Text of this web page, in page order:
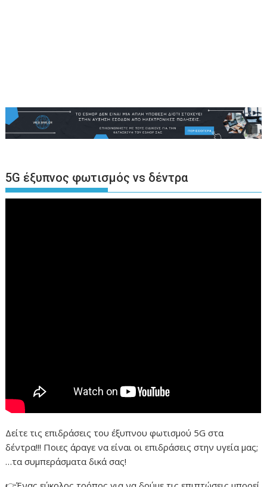
5G έξυπνος φωτισμός vs δέντρα
Δείτε τις επιδράσεις του έξυπνου φωτισμού 5G στα
δέντρα!!! Ποιες άραγε να είναι οι επιδράσεις στην υγεία μας;
…τα συμπεράσματα δικά σας!